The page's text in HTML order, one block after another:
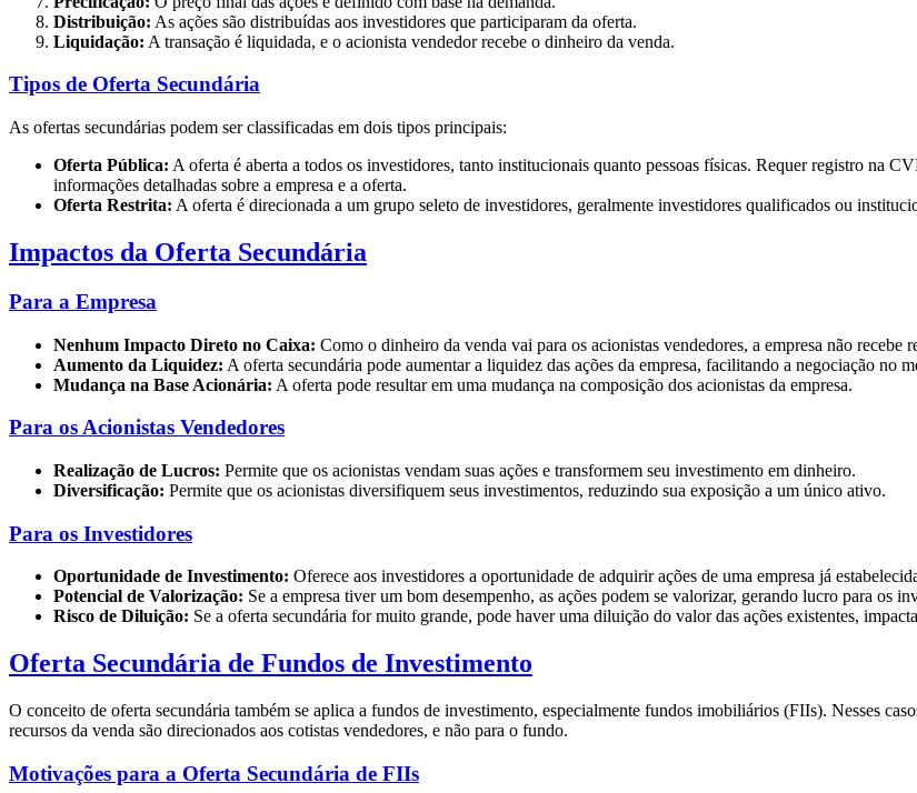
Distribuição: As ações são distribuídas aos investidores que participaram da oferta.
Liquidação: A transação é liquidada, e o acionista vendedor recebe o dinheiro da venda.
Tipos de Oferta Secundária
As ofertas secundárias podem ser classificadas em dois tipos principais:
Oferta Pública: A oferta é aberta a todos os investidores, tanto institucionais quanto pessoas físicas. Requer registro na
informações detalhadas sobre a empresa e a oferta.
Oferta Restrita: A oferta é direcionada a um grupo seleto de investidores, geralmente investidores qualificados ou
Impactos da Oferta Secundária
Para a Empresa
Nenhum Impacto Direto no Caixa: Como o dinheiro da venda vai para os acionistas vendedores, a empresa não recebe
Aumento da Liquidez: A oferta secundária pode aumentar a liquidez das ações da empresa, facilitando a negociação no
Mudança na Base Acionária: A oferta pode resultar em uma mudança na composição dos acionistas da empresa.
Para os Acionistas Vendedores
Realização de Lucros: Permite que os acionistas vendam suas ações e transformem seu investimento em dinheiro.
Diversificação: Permite que os acionistas diversifiquem seus investimentos, reduzindo sua exposição a um único ativo.
Para os Investidores
Oportunidade de Investimento: Oferece aos investidores a oportunidade de adquirir ações de uma empresa já
Potencial de Valorização: Se a empresa tiver um bom desempenho, as ações podem se valorizar, gerando lucro para os
Risco de Diluição: Se a oferta secundária for muito grande, pode haver uma diluição do valor das ações existentes,
Oferta Secundária de Fundos de Investimento
O conceito de oferta secundária também se aplica a fundos de investimento, especialmente fundos imobiliários (FIIs). Nesses
recursos da venda são direcionados aos cotistas vendedores, e não para o fundo.
Motivações para a Oferta Secundária de FIIs